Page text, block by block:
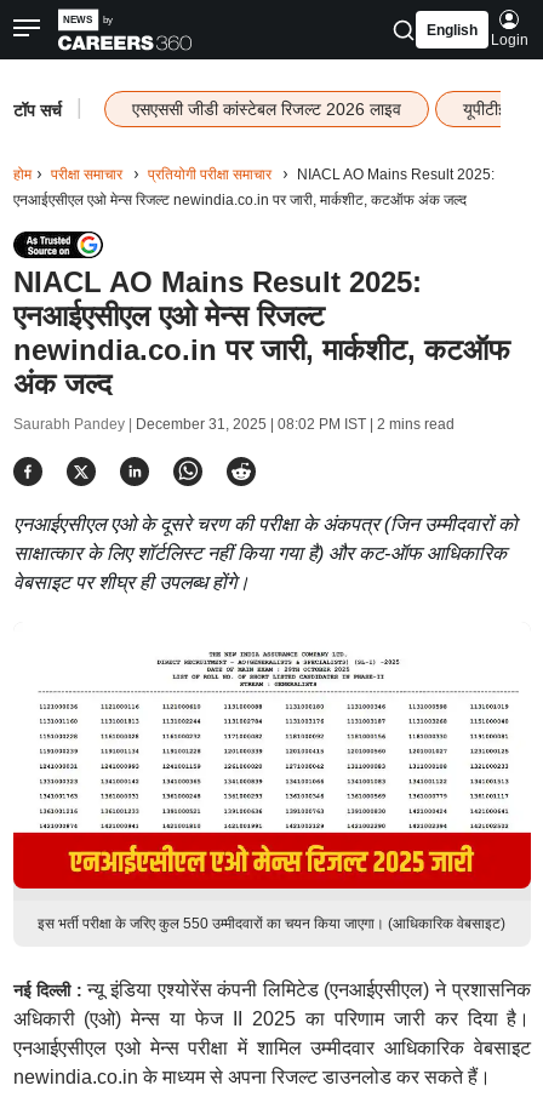
English
Login
टॉप सर्च एसएससी जीडी कांस्टेबल रिजल्ट 2026 लाइव यूपीटीईटी
होम परीक्षा समाचार प्रतियोगी परीक्षा समाचार
NIACL AO Mains Result 2025:
एनआईएसीएल एओ मेन्स रिजल्ट newindia.co.in पर जारी, मार्कशीट, कटऑफ अंक जल्द
NIACL AO Mains Result 2025:
एनआईएसीएल एओ मेन्स रिजल्ट
newindia.co.in पर जारी, मार्कशीट, कटऑफ
अंक जल्द
Saurabh Pandey | December 31, 2025 | 08:02 PM IST| 2 mins read
एनआईएसीएल एओ के दूसरे चरण की परीक्षा के अंकपत्र (जिन उम्मीदवारों को
साक्षात्कार के लिए शॉर्टलिस्ट नहीं किया गया है) और कट-ऑफ आधिकारिक
वेबसाइट पर शीघ्र ही उपलब्ध होंगे।
इस भर्ती परीक्षा के जरिए कुल 550 उम्मीदवारों का चयन किया जाएगा। (आधिकारिक वेबसाइट)
नई दिल्ली : न्यू इंडिया एश्योरेंस कंपनी लिमिटेड (एनआईएसीएल) ने प्रशासनिक
अधिकारी (एओ) मेन्स या फेज II 2025 का परिणाम जारी कर दिया है।
एनआईएसीएल एओ मेन्स परीक्षा में शामिल उम्मीदवार आधिकारिक वेबसाइट
newindia.co.in के माध्यम से अपना रिजल्ट डाउनलोड कर सकते हैं।